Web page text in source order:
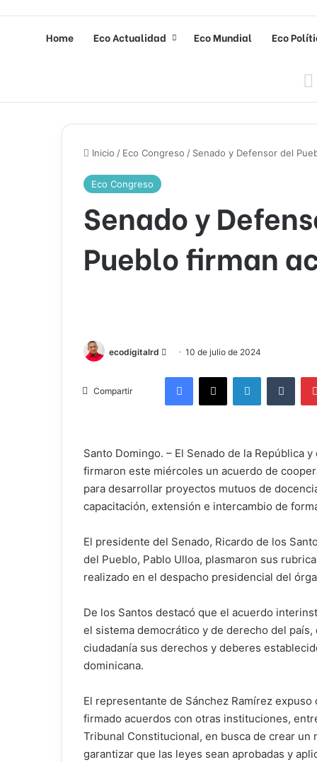
Home Eco Actualidad Eco Mundial Eco
Inicio / Eco Congreso / Senado y Defensor del
Eco Congreso
Senado y
Pueblo firman
ecodigitalrd
Send
email
10 de julio de 2024
Compartir
Facebook
X LinkedIn
Santo Domingo. – El Senado de la República
firmaron este miércoles un acuerdo de
para desarrollar proyectos mutuos de
capacitación, extensión e intercambio de
El presidente del Senado, Ricardo de los
del Pueblo, Pablo Ulloa, plasmaron sus
realizado en el despacho presidencial del
De los Santos destacó que el acuerdo
el sistema democrático y de derecho del país,
ciudadanía sus derechos y deberes
dominicana.
El representante de Sánchez Ramírez expuso
firmado acuerdos con otras instituciones,
Tribunal Constitucional, en busca de crear un
garantizar que las leyes sean aprobadas y